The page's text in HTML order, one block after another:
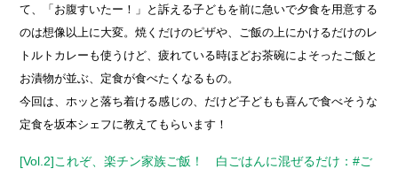
て、「お腹すいたー！」と訴える子どもを前に急いで夕食を用意する
のは想像以上に大変。焼くだけのピザや、ご飯の上にかけるだけのレ
トルトカレーも使うけど、疲れている時ほどお茶碗によそったご飯と
お漬物が並ぶ、定食が食べたくなるもの。
今回は、ホッと落ち着ける感じの、だけど子どもも喜んで食べそうな
定食を坂本シェフに教えてもらいます！
[Vol.2]これぞ、楽チン家族ご飯！ 白ごはんに混ぜるだけ：#ご